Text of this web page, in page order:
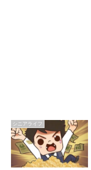
シニアライフ